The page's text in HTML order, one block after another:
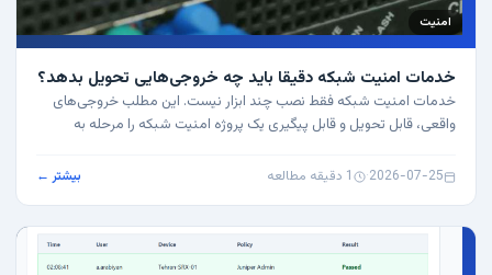
امنیت
خدمات امنیت شبکه دقیقا باید چه خروجی‌هایی تحویل بدهد؟
خدمات امنیت شبکه فقط نصب چند ابزار نیست. این مطلب خروجی‌های
واقعی، قابل تحویل و قابل پیگیری یک پروژه امنیت شبکه را مرحله به
2026-07-25
· 1 دقیقه مطالعه بیشتر ←